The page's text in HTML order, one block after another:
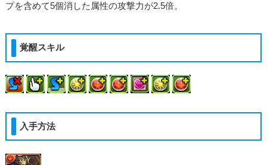
プを含めて5個消した属性の攻撃力が2.5倍。
覚醒スキル
入手方法